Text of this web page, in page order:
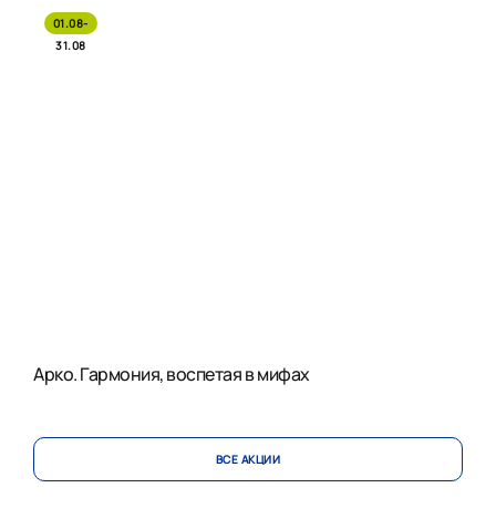
01.08-
31.08
Арко. Гармония, воспетая в мифах
ВСЕ АКЦИИ